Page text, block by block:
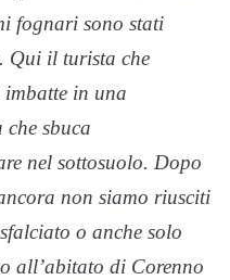
fognari sono stati
Qui il turista che
imbatte in una
sbuca
nel sottosuolo. Dopo
non siamo riusciti
o anche solo
all’abitato di Corenno